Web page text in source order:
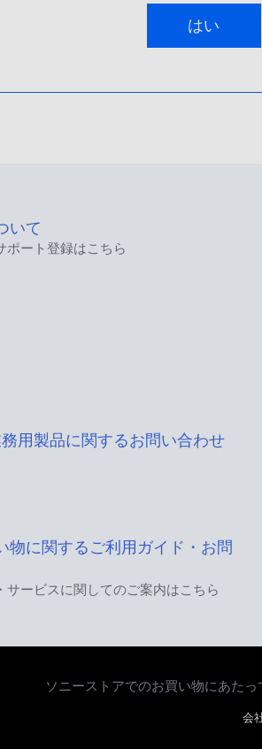
はい
いて
ポート登録はこちら
用製品に関するお問い合わせ
物に関するご利用ガイド・お問
サービスに関してのご案内はこちら
ソニーストアでのお買い物にあたっ
会